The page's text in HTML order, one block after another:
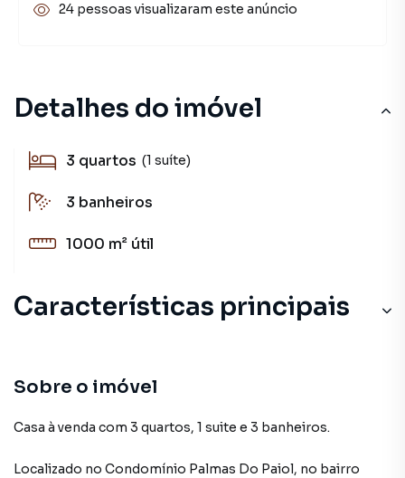
Detalhes do imóvel
3 quartos (1 suíte)
3 banheiros
1000 m² útil
Características principais
Sobre o imóvel
Casa à venda com 3 quartos, 1 suite e 3 banheiros.
Localizado no Condomínio Palmas Do Paiol, no bairro
24 pessoas visualizaram este anúncio